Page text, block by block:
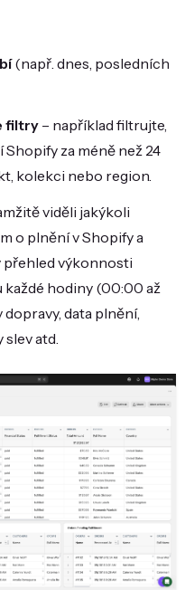
(např. dnes, posledních
filtry– například filtrujte,
za méně než 24
kolekci nebo region.
viděli jakýkoli
o plnění v Shopify a
výkonnosti
každé hodiny (00:00 až
data plnění,
atd.